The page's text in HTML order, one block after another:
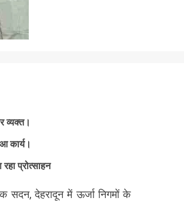
व्यक्त।
कार्य।
प्रोत्साहन
सदन, देहरादून में ऊर्जा निगमों के